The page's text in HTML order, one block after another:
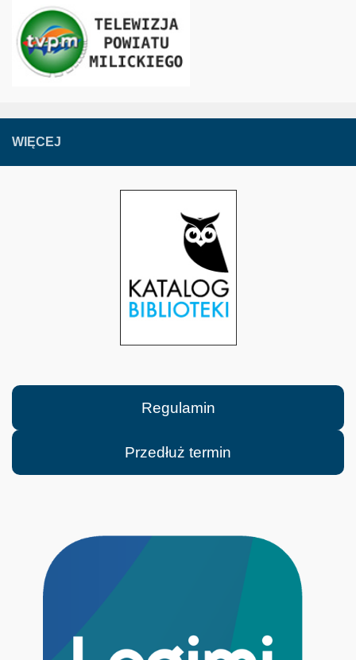
WIĘCEJ
Regulamin
Przedłuż termin